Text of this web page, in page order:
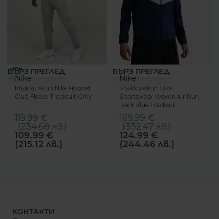
-8%
NEW
БЪРЗ ПРЕГЛЕД
Nike
Мъжки екип Nike Hooded
Club Fleece Тracksuit Grey
119.99€
(234.68лв.)
109.99 €
(215.12 лв.)
-26%
БЪРЗ ПРЕГЛЕД
Nike
Мъжки екип Nike
Sportswear Woven Air Run
Dark Blue Tracksuit
169.99€
(332.47лв.)
124.99 €
(244.46 лв.)
КОНТАКТИ